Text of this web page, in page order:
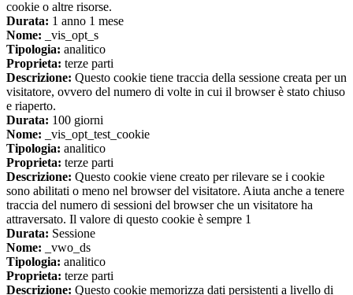
cookie o altre risorse.
Durata: 1 anno 1 mese
Nome: _vis_opt_s
Tipologia: analitico
Proprieta: terze parti
Descrizione: Questo cookie tiene traccia della sessione creata per un
visitatore, ovvero del numero di volte in cui il browser è stato chiuso
e riaperto.
Durata: 100 giorni
Nome: _vis_opt_test_cookie
Tipologia: analitico
Proprieta: terze parti
Descrizione: Questo cookie viene creato per rilevare se i cookie
sono abilitati o meno nel browser del visitatore. Aiuta anche a tenere
traccia del numero di sessioni del browser che un visitatore ha
attraversato. Il valore di questo cookie è sempre 1
Durata: Sessione
Nome: _vwo_ds
Tipologia: analitico
Proprieta: terze parti
Descrizione: Questo cookie memorizza dati persistenti a livello di